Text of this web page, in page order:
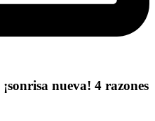
nueva! 4 razones